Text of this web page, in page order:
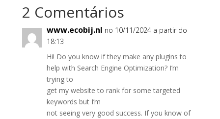
2 Comentários
www.ecobij.nl no 10/11/2024 a partir do
18:13
Hi! Do you know if they make any plugins to
help with Search Engine Optimization? I’m
trying to
get my website to rank for some targeted
keywords but I’m
not seeing very good success. If you know of